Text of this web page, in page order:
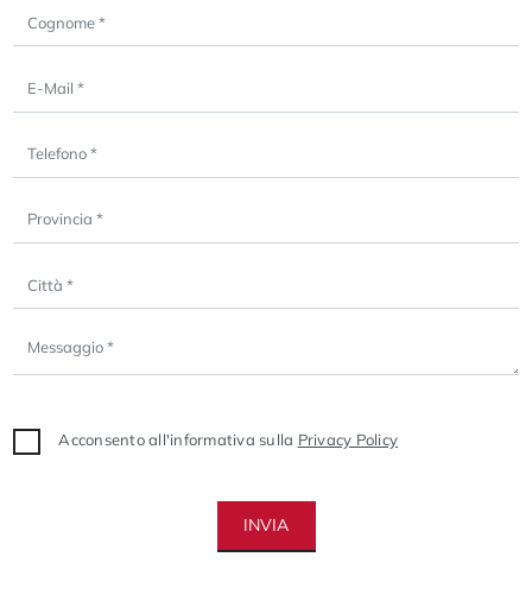
Acconsento all'informativa sulla Privacy Policy
INVIA